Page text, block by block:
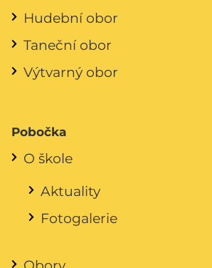
Hudební obor
Taneční obor
Výtvarný obor
Pobočka
O škole
Aktuality
Fotogalerie